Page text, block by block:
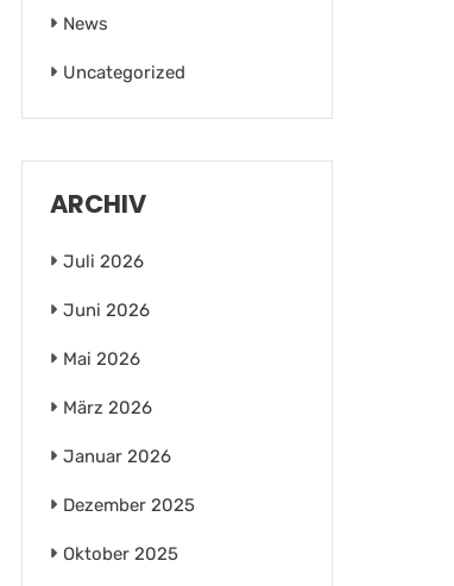
News
Uncategorized
ARCHIV
Juli 2026
Juni 2026
Mai 2026
März 2026
Januar 2026
Dezember 2025
Oktober 2025